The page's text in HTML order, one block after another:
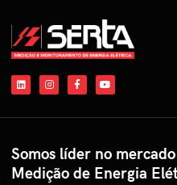
Somos líder no
Medição de Energia